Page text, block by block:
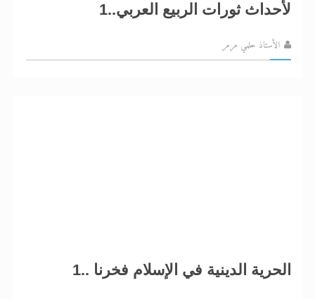
لأحداث ثورات الربيع العربي..1
الأستاذ حلمي مرمر
الحرية الدينية في الإسلام فخرنا ..1